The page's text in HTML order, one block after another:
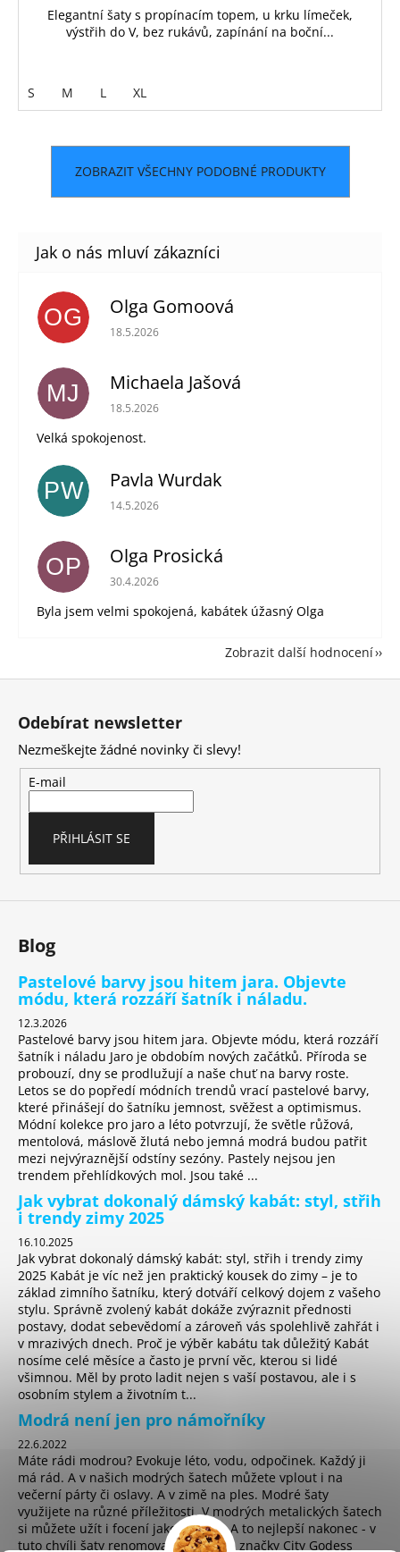
Elegantní šaty s propínacím topem, u krku límeček,
výstřih do V, bez rukávů, zapínání na boční...
S M L XL
ZOBRAZIT VŠECHNY PODOBNÉ PRODUKTY
OG Olga Gomoová
Hodnocení obchodu je 5 z 5 hvězdiček.
18.5.2026
MJ Michaela Jašová
Hodnocení obchodu je 5 z 5 hvězdiček.
18.5.2026
Velká spokojenost.
PW Pavla Wurdak
Hodnocení obchodu je 5 z 5 hvězdiček.
14.5.2026
OP Olga Prosická
Hodnocení obchodu je 5 z 5 hvězdiček.
30.4.2026
Byla jsem velmi spokojená, kabátek úžasný Olga
Zobrazit další hodnocení
Z
Odebírat newsletter
Nezmeškejte žádné novinky či slevy!
E-mail
PŘIHLÁSIT SE
Blog
Pastelové barvy jsou hitem jara. Objevte
módu, která rozzáří šatník i náladu.
12.3.2026
Pastelové barvy jsou hitem jara. Objevte módu, která rozzáří
šatník i náladu Jaro je obdobím nových začátků. Příroda se
probouzí, dny se prodlužují a naše chuť na barvy roste.
Letos se do popředí módních trendů vrací pastelové barvy,
které přinášejí do šatníku jemnost, svěžest a optimismus.
Módní kolekce pro jaro a léto potvrzují, že světle růžová,
mentolová, máslově žlutá nebo jemná modrá budou patřit
mezi nejvýraznější odstíny sezóny. Pastely nejsou jen
trendem přehlídkových mol. Jsou také ...
Jak vybrat dokonalý dámský kabát: styl, střih
i trendy zimy 2025
16.10.2025
Jak vybrat dokonalý dámský kabát: styl, střih i trendy zimy
2025 Kabát je víc než jen praktický kousek do zimy – je to
základ zimního šatníku, který dotváří celkový dojem z vašeho
stylu. Správně zvolený kabát dokáže zvýraznit přednosti
postavy, dodat sebevědomí a zároveň vás spolehlivě zahřát i
v mrazivých dnech. Proč je výběr kabátu tak důležitý Kabát
nosíme celé měsíce a často je první věc, kterou si lidé
všimnou. Měl by proto ladit nejen s vaší postavou, ale i s
osobním stylem a životním t...
Modrá není jen pro námořníky
22.6.2022
Máte rádi modrou? Evokuje léto, vodu, odpočinek. Každý ji
má rád. A v našich modrých šatech můžete vplout i na
večerní párty či oslavy. A v zimě na ples. Modré šaty
využijete na různé příležitosti. V modrých metalických šatech
si můžete užít i focení jako hvězda. A to nejlepší nakonec - v
tuto chvíli šaty renomované anglické značky City Godess